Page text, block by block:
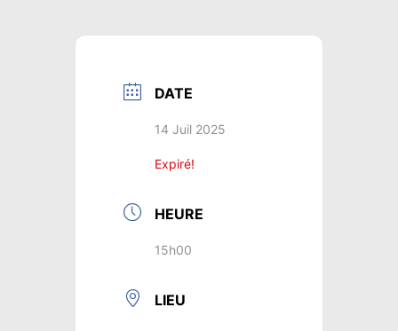
DATE
14 Juil 2025
Expiré!
HEURE
15h00
LIEU